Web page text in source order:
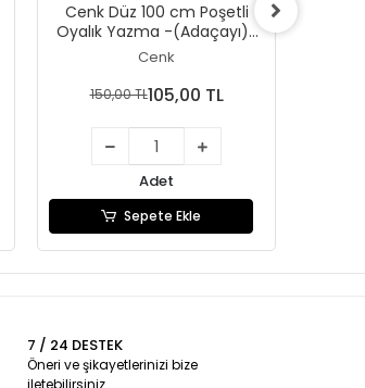
Cenk Düz 100 cm Poşetli
Oyalık Yazma -(Adaçayı)-
(301-084)
Cenk
150,00 TL105,00 TL
Adet
Sepete Ekle
7 / 24 DESTEK
Öneri ve şikayetlerinizi bize